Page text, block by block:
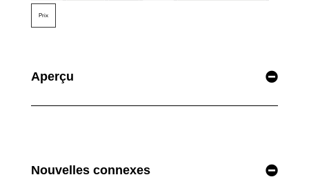
Prix
Aperçu
Nouvelles connexes